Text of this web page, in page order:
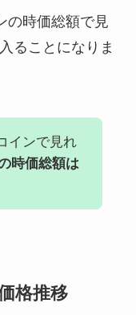
の時価総額で見
ることになりま
インで見れ
時価総額は
格推移